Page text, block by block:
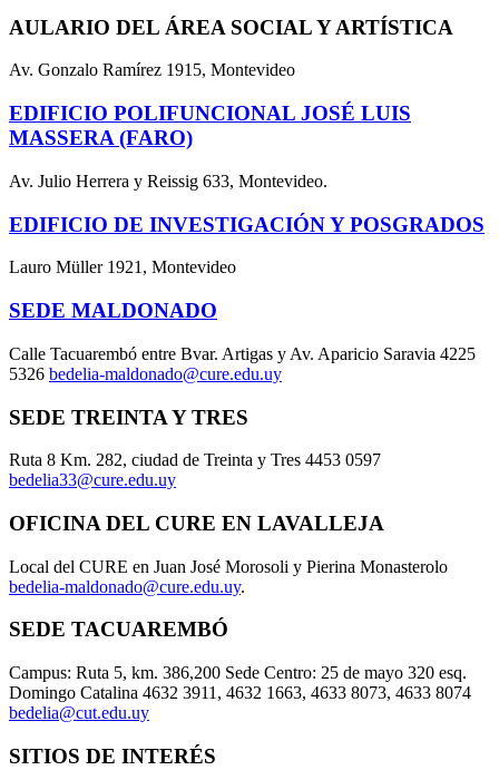
AULARIO DEL ÁREA SOCIAL Y ARTÍSTICA
Av. Gonzalo Ramírez 1915, Montevideo
EDIFICIO POLIFUNCIONAL JOSÉ LUIS
MASSERA (FARO)
Av. Julio Herrera y Reissig 633, Montevideo.
EDIFICIO DE INVESTIGACIÓN Y POSGRADOS
Lauro Müller 1921, Montevideo
SEDE MALDONADO
Calle Tacuarembó entre Bvar. Artigas y Av. Aparicio Saravia 4225
5326 bedelia-maldonado@cure.edu.uy
SEDE TREINTA Y TRES
Ruta 8 Km. 282, ciudad de Treinta y Tres 4453 0597
bedelia33@cure.edu.uy
OFICINA DEL CURE EN LAVALLEJA
Local del CURE en Juan José Morosoli y Pierina Monasterolo
bedelia-maldonado@cure.edu.uy.
SEDE TACUAREMBÓ
Campus: Ruta 5, km. 386,200 Sede Centro: 25 de mayo 320 esq.
Domingo Catalina 4632 3911, 4632 1663, 4633 8073, 4633 8074
bedelia@cut.edu.uy
SITIOS DE INTERÉS